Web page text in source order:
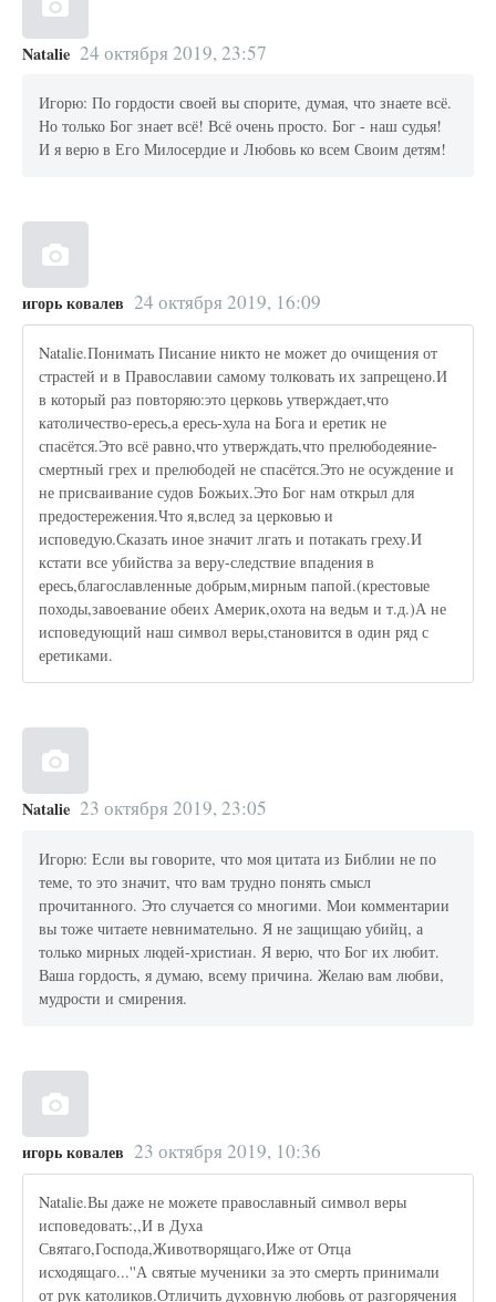
Natalie 24 октября 2019, 23:57
Игорю: По гордости своей вы спорите, думая, что знаете всё.
Но только Бог знает всё! Всё очень просто. Бог - наш судья!
И я верю в Его Милосердие и Любовь ко всем Своим детям!
игорь ковалев 24 октября 2019, 16:09
Natalie.Понимать Писание никто не может до очищения от
страстей и в Православии самому толковать их запрещено.И
в который раз повторяю:это церковь утверждает,что
католичество-ересь,а ересь-хула на Бога и еретик не
спасётся.Это всё равно,что утверждать,что прелюбодеяние-
смертный грех и прелюбодей не спасётся.Это не осуждение и
не присваивание судов Божьих.Это Бог нам открыл для
предостережения.Что я,вслед за церковью и
исповедую.Сказать иное значит лгать и потакать греху.И
кстати все убийства за веру-следствие впадения в
ересь,благославленные добрым,мирным папой.(крестовые
походы,завоевание обеих Америк,охота на ведьм и т.д.)А не
исповедующий наш символ веры,становится в один ряд с
еретиками.
Natalie 23 октября 2019, 23:05
Игорю: Если вы говорите, что моя цитата из Библии не по
теме, то это значит, что вам трудно понять смысл
прочитанного. Это случается со многими. Мои комментарии
вы тоже читаете невнимательно. Я не защищаю убийц, а
только мирных людей-христиан. Я верю, что Бог их любит.
Ваша гордость, я думаю, всему причина. Желаю вам любви,
мудрости и смирения.
игорь ковалев 23 октября 2019, 10:36
Natalie.Вы даже не можете православный символ веры
исповедовать:,,И в Духа
Святаго,Господа,Животворящаго,Иже от Отца
исходящаго...''А святые мученики за это смерть принимали
от рук католиков.Отличить духовную любовь от разгорячения